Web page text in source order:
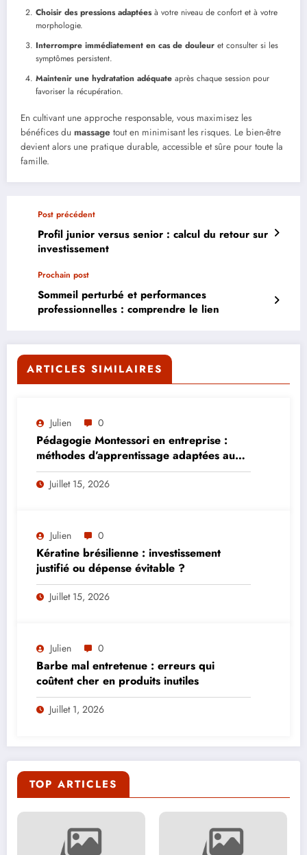
Choisir des pressions adaptéesà votre niveau de confort et à votre
morphologie.
Interrompre immédiatement en cas de douleur et consulter si les
symptômes persistent.
Maintenir une hydratation adéquate après chaque session pour
favoriser la récupération.
En cultivant une approche responsable, vous maximisez les
bénéfices du massage tout en minimisant les risques. Le bien-être
devient alors une pratique durable, accessible et sûre pour toute la
famille.
Post précédent
Profil junior versus senior : calcul du retour sur
investissement
Prochain post
Sommeil perturbé et performances
professionnelles : comprendre le lien
ARTICLES SIMILAIRES
Julien 0
Pédagogie Montessori en entreprise :
méthodes d’apprentissage adaptées aux
adultes
Juillet 15, 2026
Julien 0
Kératine brésilienne : investissement
justifié ou dépense évitable ?
Juillet 15, 2026
Julien 0
Barbe mal entretenue : erreurs qui
coûtent cher en produits inutiles
Juillet 1, 2026
TOP ARTICLES